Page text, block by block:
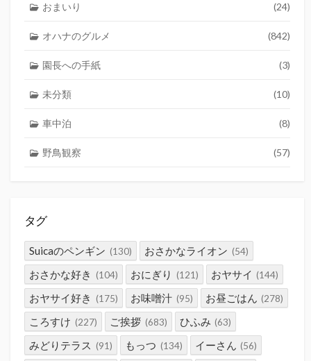
おまいり (24)
オハナのグルメ (842)
園長への手紙 (3)
未分類 (10)
車中泊 (8)
野鳥観察 (57)
タグ
Suicaのペンギン (130) おさかなライオン (54)
おさかな好き (104) おにぎり (121) おヤサイ (144)
おヤサイ好き (175) お味噌汁 (95) お昼ごはん (278)
ころすけ (227) ご挨拶 (683) ひふみ (63)
みどりテラス (91) もっつ (134) イーさん (56)